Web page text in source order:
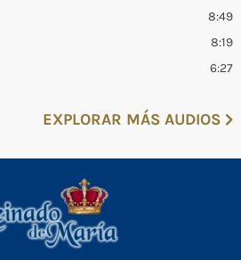
8:49
8:19
6:27
EXPLORAR MÁS AUDIOS